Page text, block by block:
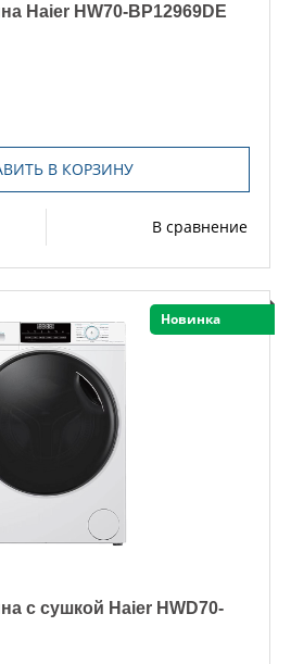
Haier HW70-BP12969DE
В КОРЗИНУ
В сравнение
Новинка
с сушкой Haier HWD70-